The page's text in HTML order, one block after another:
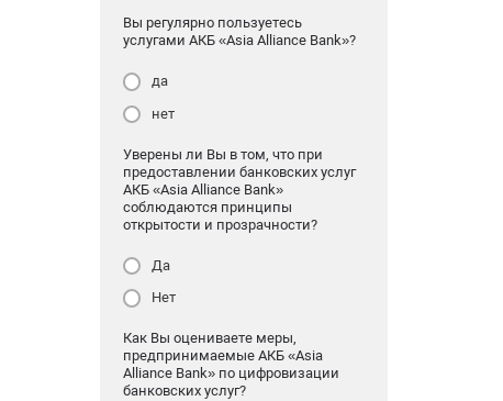
Вы регулярно пользуетесь
услугами АКБ «Asia Alliance Bank»?
да
нет
Уверены ли Вы в том, что при
предоставлении банковских услуг
АКБ «Asia Alliance Bank»
соблюдаются принципы
открытости и прозрачности?
Да
Нет
Как Вы оцениваете меры,
предпринимаемые АКБ «Asia
Alliance Bank» по цифровизации
банковских услуг?